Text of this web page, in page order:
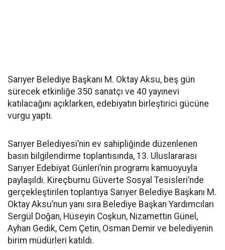
Sarıyer Belediye Başkanı M. Oktay Aksu, beş gün
sürecek etkinliğe 350 sanatçı ve 40 yayınevi
katılacağını açıklarken, edebiyatın birleştirici gücüne
vurgu yaptı.
Sarıyer Belediyesi’nin ev sahipliğinde düzenlenen
basın bilgilendirme toplantısında, 13. Uluslararası
Sarıyer Edebiyat Günleri’nin programı kamuoyuyla
paylaşıldı. Kireçburnu Güverte Sosyal Tesisleri’nde
gerçekleştirilen toplantıya Sarıyer Belediye Başkanı M.
Oktay Aksu’nun yanı sıra Belediye Başkan Yardımcıları
Sergül Doğan, Hüseyin Coşkun, Nizamettin Günel,
Ayhan Gedik, Cem Çetin, Osman Demir ve belediyenin
birim müdürleri katıldı.